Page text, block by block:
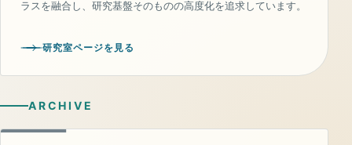
ラスを融合し、研究基盤そのものの高度化を追求しています。
研究室ページを見る
ARCHIVE